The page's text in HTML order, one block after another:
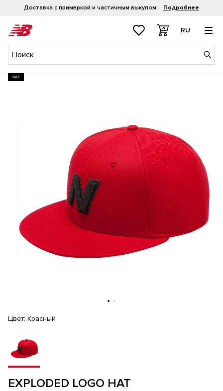
Доставка с примеркой и частичным выкупом. Подробнее
RU
SALE
EXPLODED LOGO HAT
Цвет: Красный